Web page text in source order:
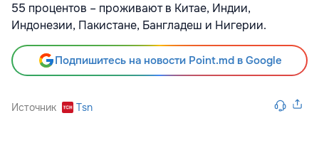
55 процентов – проживают в Китае, Индии,
Индонезии, Пакистане, Бангладеш и Нигерии.
Подпишитесь на новости Point.md в Google
Источник Tsn